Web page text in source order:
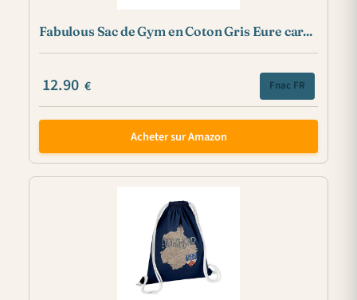
Fabulous Sac de Gym en Coton Gris Eure car...
12.90 € Fnac FR
Acheter sur Amazon